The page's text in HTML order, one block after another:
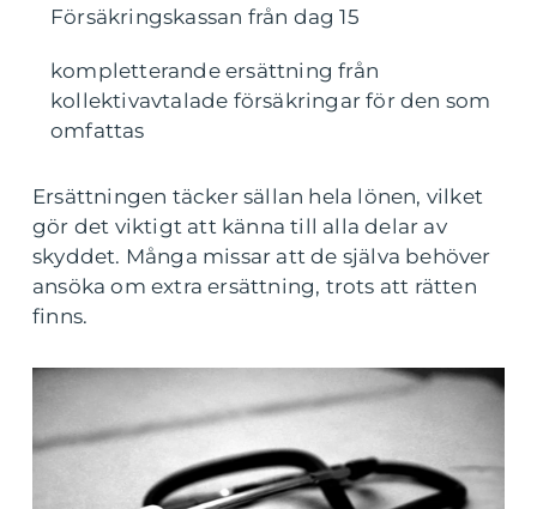
Försäkringskassan från dag 15
kompletterande ersättning från
kollektivavtalade försäkringar för den som
omfattas
Ersättningen täcker sällan hela lönen, vilket
gör det viktigt att känna till alla delar av
skyddet. Många missar att de själva behöver
ansöka om extra ersättning, trots att rätten
finns.